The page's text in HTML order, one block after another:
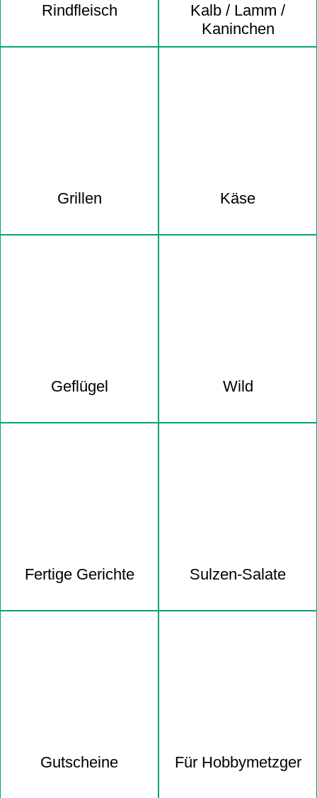
Rindfleisch
Kalb / Lamm /
Kaninchen
Grillen Käse
Geflügel Wild
Fertige Gerichte Sulzen-Salate
Gutscheine Für Hobbymetzger